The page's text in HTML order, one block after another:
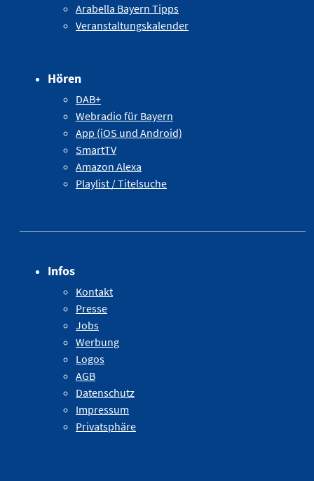
Arabella Bayern Tipps
Veranstaltungskalender
Hören
DAB+
Webradio für Bayern
App (iOS und Android)
SmartTV
Amazon Alexa
Playlist / Titelsuche
Infos
Kontakt
Presse
Jobs
Werbung
Logos
AGB
Datenschutz
Impressum
Privatsphäre